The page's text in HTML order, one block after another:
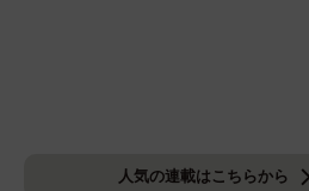
人気の連載はこちらから